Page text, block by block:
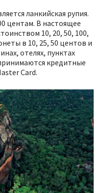
ланкийская рупия.
центам. В настоящее
10, 20, 50, 100,
в 10, 25, 50 центов и
отелях, пунктах
кредитные
Card.